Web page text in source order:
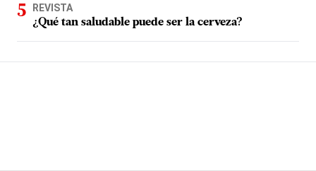
REVISTA
¿Qué tan saludable puede ser la cerveza?